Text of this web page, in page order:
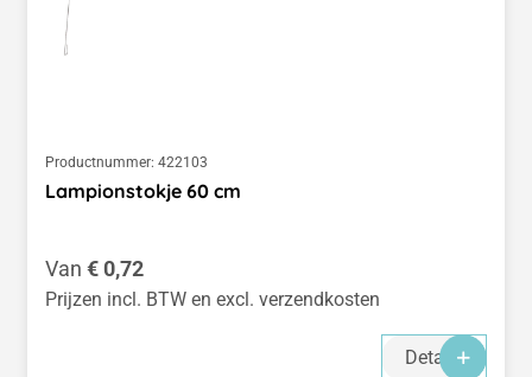
Productnummer: 422103
Lampionstokje 60 cm
Normale prijs:
Van € 0,72
Prijzen incl. BTW en excl. verzendkosten
Details